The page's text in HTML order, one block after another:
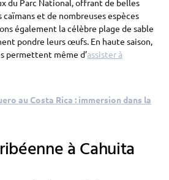
du Parc National, offrant de belles
caïmans et de nombreuses espèces
également la célèbre plage de sable
pondre leurs œufs. En haute saison,
permettent même d’assister à
au Costa Rica : immersion dans la
à Cahuita